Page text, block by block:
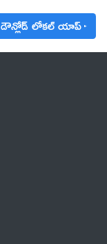
డౌన్లోడ్ లోకల్ యాప్